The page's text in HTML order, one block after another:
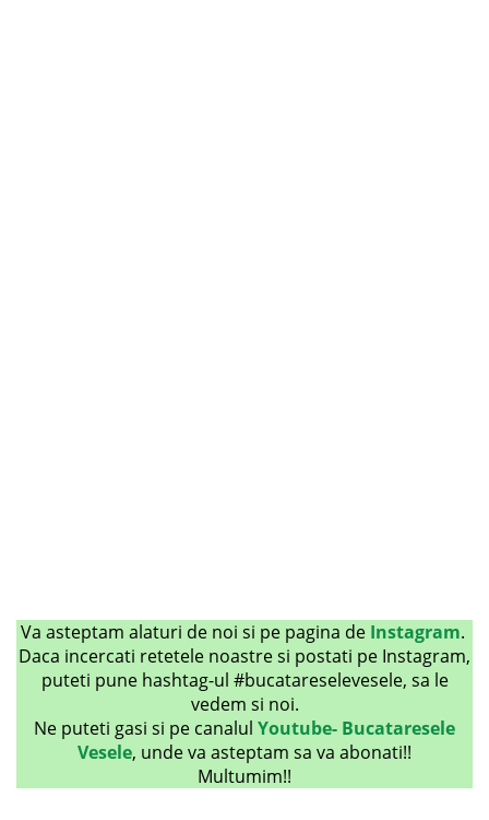
Va asteptam alaturi de noi si pe pagina de Instagram.
Daca incercati retetele noastre si postati pe Instagram,
puteti pune hashtag-ul #bucatareselevesele, sa le
vedem si noi.
Ne puteti gasi si pe canalul Youtube- Bucataresele
Vesele, unde va asteptam sa va abonati!!
Multumim!!